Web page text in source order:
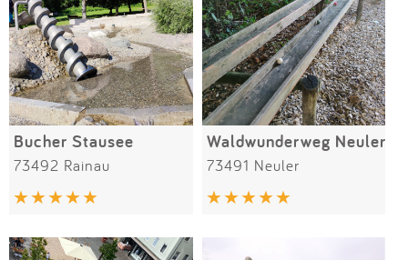
Bucher Stausee
73492 Rainau
Waldwunderweg Neuler
73491 Neuler